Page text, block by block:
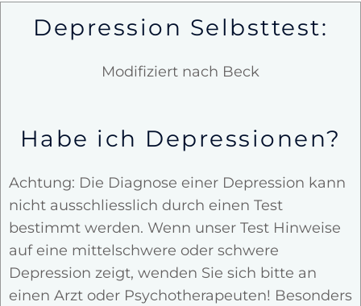
Depression Selbsttest:
Modifiziert nach Beck
Habe ich Depressionen?
Achtung: Die Diagnose einer Depression kann
nicht ausschliesslich durch einen Test
bestimmt werden. Wenn unser Test Hinweise
auf eine mittelschwere oder schwere
Depression zeigt, wenden Sie sich bitte an
einen Arzt oder Psychotherapeuten! Besonders